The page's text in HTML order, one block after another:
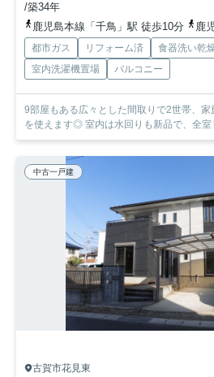
/築34年
鹿児島本線「千鳥」駅 徒歩10分
鹿児
都市ガス リフォーム済 食器洗い乾
室内洗濯機置場
バルコニー
9部屋もある広々とした間取りで2世帯、
を使えます◎ 室内は水回りも新品で、全室
中古一戸建
古賀市花見東